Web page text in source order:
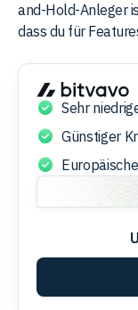
and-Hold-Anleger
dass du für
Sehr
Günstiger